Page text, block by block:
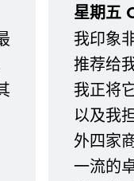
星期五
我印象
推荐给
我正将
以及我
外四家
一流的